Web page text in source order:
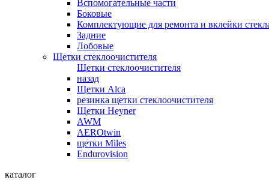
Вспомогательные части
Боковые
Комплектующие для ремонта и вклейки
Задние
Лобовые
Щетки стеклоочистителя
Щетки стеклоочистителя
назад
Щетки Alca
резинка щетки стеклоочистителя
Щетки Heyner
AWM
AEROtwin
щетки Miles
Endurovision
каталог